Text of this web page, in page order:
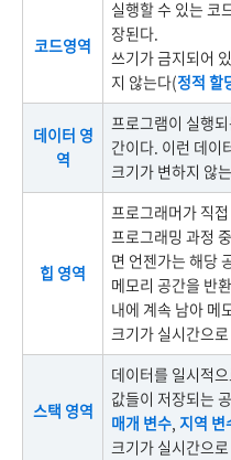
코드영역
실행할 수 있는 코
장된다.
쓰기가 금지되어
지 않는다(정적 할
데이터 영
역
프로그램이 실행
간이다. 이런 데이
크기가 변하지 않
힙 영역
프로그래머가 직
프로그래밍 과정
면 언젠가는 해당
메모리 공간을 반
내에 계속 남아 메
크기가 실시간으
스택 영역
데이터를 일시적
값들이 저장되는
매개 변수, 지역 변
크기가 실시간으